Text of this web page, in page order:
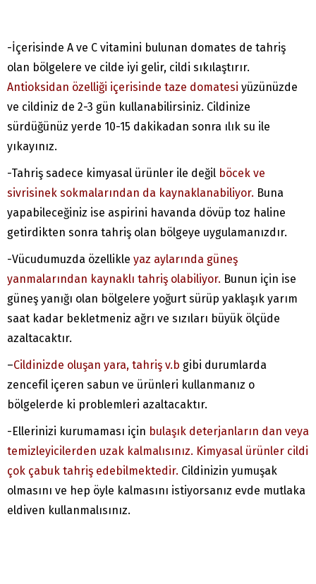
-İçerisinde A ve C vitamini bulunan domates de tahriş
olan bölgelere ve cilde iyi gelir, cildi sıkılaştırır.
Antioksidan özelliği içerisinde taze domatesi yüzünüzde
ve cildiniz de 2-3 gün kullanabilirsiniz. Cildinize
sürdüğünüz yerde 10-15 dakikadan sonra ılık su ile
yıkayınız.
-Tahriş sadece kimyasal ürünler ile değil böcek ve
sivrisinek sokmalarından da kaynaklanabiliyor. Buna
yapabileceğiniz ise aspirini havanda dövüp toz haline
getirdikten sonra tahriş olan bölgeye uygulamanızdır.
-Vücudumuzda özellikle yaz aylarında güneş
yanmalarından kaynaklı tahriş olabiliyor. Bunun için ise
güneş yanığı olan bölgelere yoğurt sürüp yaklaşık yarım
saat kadar bekletmeniz ağrı ve sızıları büyük ölçüde
azaltacaktır.
–Cildinizde oluşan yara, tahriş v.b gibi durumlarda
zencefil içeren sabun ve ürünleri kullanmanız o
bölgelerde ki problemleri azaltacaktır.
-Ellerinizi kurumaması için bulaşık deterjanların dan veya
temizleyicilerden uzak kalmalısınız. Kimyasal ürünler cildi
çok çabuk tahriş edebilmektedir. Cildinizin yumuşak
olmasını ve hep öyle kalmasını istiyorsanız evde mutlaka
eldiven kullanmalısınız.